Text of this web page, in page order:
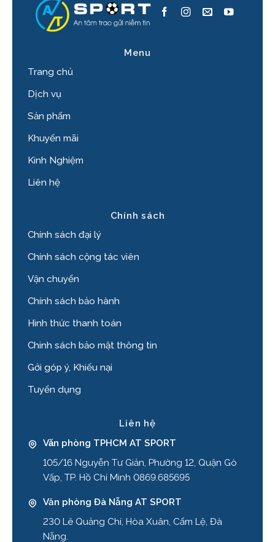
Menu
Trang chủ
Dịch vụ
Sản phẩm
Khuyến mãi
Kinh Nghiệm
Liên hệ
Chính sách
Chính sách đại lý
Chính sách cộng tác viên
Vận chuyển
Chính sách bảo hành
Hình thức thanh toán
Chinh sách bảo mật thông tin
Gởi góp ý, Khiếu nại
Tuyển dụng
Liên hệ
Văn phòng TPHCM AT SPORT
105/16 Nguyễn Tư Giản, Phường 12, Quận Gò
Vấp, TP. Hồ Chí Minh 0869.685695
Văn phòng Đà Nẵng AT SPORT
230 Lê Quảng Chí, Hòa Xuân, Cẩm Lệ, Đà
Nẵng.